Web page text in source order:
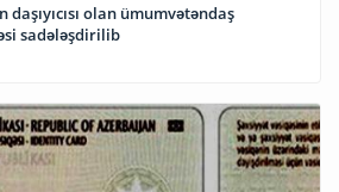
olan ümumvətəndaş
sadələşdirilib